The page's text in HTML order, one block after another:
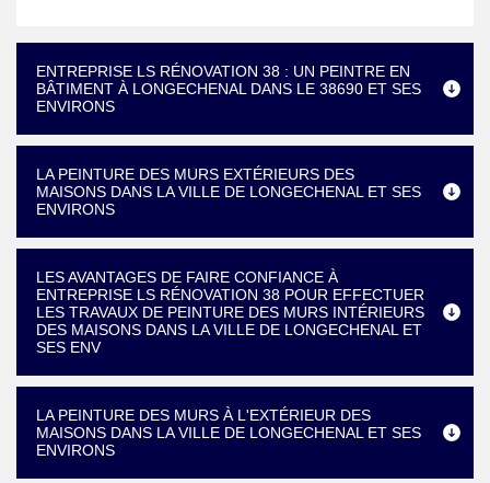
ENTREPRISE LS RÉNOVATION 38 : UN PEINTRE EN
BÂTIMENT À LONGECHENAL DANS LE 38690 ET SES
ENVIRONS
LA PEINTURE DES MURS EXTÉRIEURS DES
MAISONS DANS LA VILLE DE LONGECHENAL ET SES
ENVIRONS
LES AVANTAGES DE FAIRE CONFIANCE À
ENTREPRISE LS RÉNOVATION 38 POUR EFFECTUER
LES TRAVAUX DE PEINTURE DES MURS INTÉRIEURS
DES MAISONS DANS LA VILLE DE LONGECHENAL ET
SES ENV
LA PEINTURE DES MURS À L'EXTÉRIEUR DES
MAISONS DANS LA VILLE DE LONGECHENAL ET SES
ENVIRONS